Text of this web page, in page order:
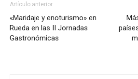
Artículo anterior
«Maridaje y enoturismo» en
Rueda en las II Jornadas
Gastronómicas